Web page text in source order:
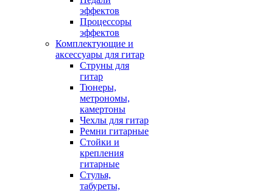
эффектов
Процессоры
эффектов
Комплектующие и
аксессуары для гитар
Струны для
гитар
Тюнеры,
метрономы,
камертоны
Чехлы для гитар
Ремни гитарные
Стойки и
крепления
гитарные
Стулья,
табуреты,